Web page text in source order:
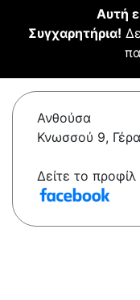
Αυτή
Συγχαρητήρια!
Ανθούσα
Κνωσσού 9,
Δείτε το προφίλ